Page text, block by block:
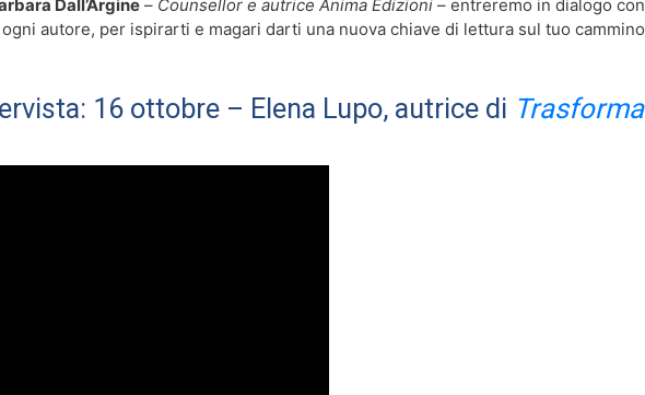
Dall’Argine – Counsellor e autrice Anima Edizioni – entreremo in dialogo con
autore, per ispirarti e magari darti una nuova chiave di lettura sul tuo cammino
16 ottobre – Elena Lupo, autrice di Trasforma